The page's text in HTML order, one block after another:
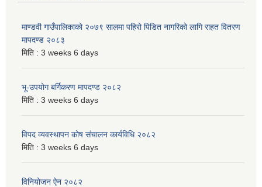
माण्डवी गाउँपालिकाको २०७९ सालमा पहिरो पिडित नागरिको लागि राहत वितरण
मापदण्ड २०८३
मिति : 3 weeks 6 days
भू-उपयोग बर्गिकरण मापदण्ड २०८२
मिति : 3 weeks 6 days
विपद व्यवस्थापन कोष संचालन कार्यविधि २०८२
मिति : 3 weeks 6 days
विनियोजन ऐन २०८२